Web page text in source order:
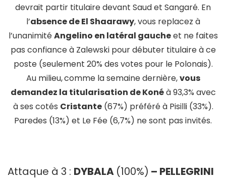
devrait partir titulaire devant Saud et Sangaré. En
l’absence de El Shaarawy, vous replacez à
l’unanimitéAngelino en latéral gaucheet ne faites
pas confiance à Zalewski pour débuter titulaire à ce
poste (seulement 20% des votes pour le Polonais).
Au milieu,comme la semaine dernière,vous
demandez la titularisation de Konéà 93,3% avec
à ses cotés Cristante(67%) préféré à Pisilli (33%).
Paredes (13%) et Le Fée (6,7%) ne sont pas invités.
Attaque à 3 : DYBALA (100%) – PELLEGRINI